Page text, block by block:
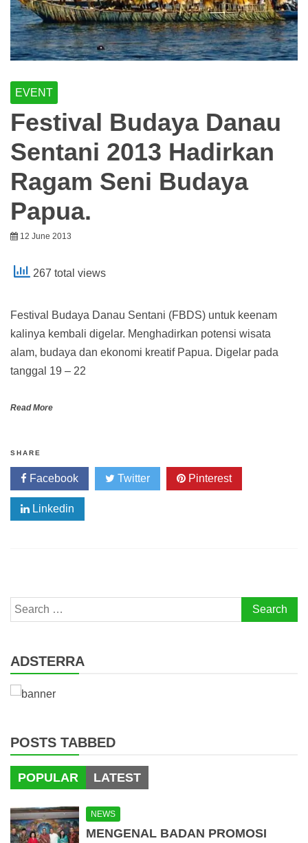
EVENT
Festival Budaya Danau
Sentani 2013 Hadirkan
Ragam Seni Budaya
Papua.
12 June 2013
267 total views
Festival Budaya Danau Sentani (FBDS) untuk keenam
kalinya kembali digelar. Menghadirkan potensi wisata
alam, budaya dan ekonomi kreatif Papua. Digelar pada
tanggal 19 – 22
Read More
SHARE
Facebook Twitter Pinterest
Linkedin
Search
for:
ADSTERRA
POSTS TABBED
POPULAR LATEST
NEWS
MENGENAL BADAN PROMOSI